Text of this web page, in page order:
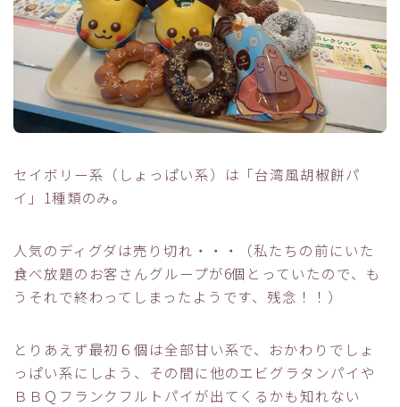
セイボリー系（しょっぱい系）は「台湾風胡椒餅パ
イ」1種類のみ。
人気のディグダは売り切れ・・・（私たちの前にいた
食べ放題のお客さんグループが6個とっていたので、も
うそれで終わってしまったようです、残念！！）
とりあえず最初６個は全部甘い系で、おかわりでしょ
っぱい系にしよう、その間に他のエビグラタンパイや
ＢＢＱフランクフルトパイが出てくるかも知れない